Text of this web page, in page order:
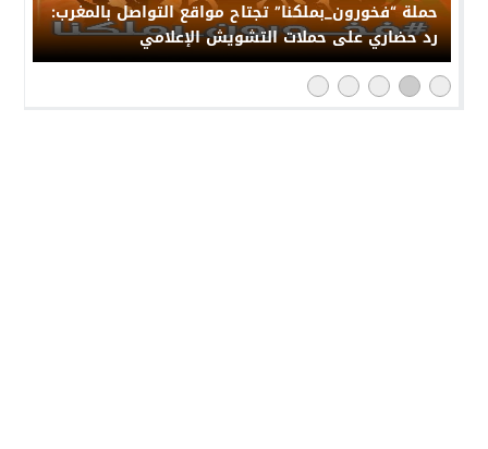
حملة “فخورون_بملكنا” تجتاح مواقع التواصل بالمغرب:
رد حضاري على حملات التشويش الإعلامي